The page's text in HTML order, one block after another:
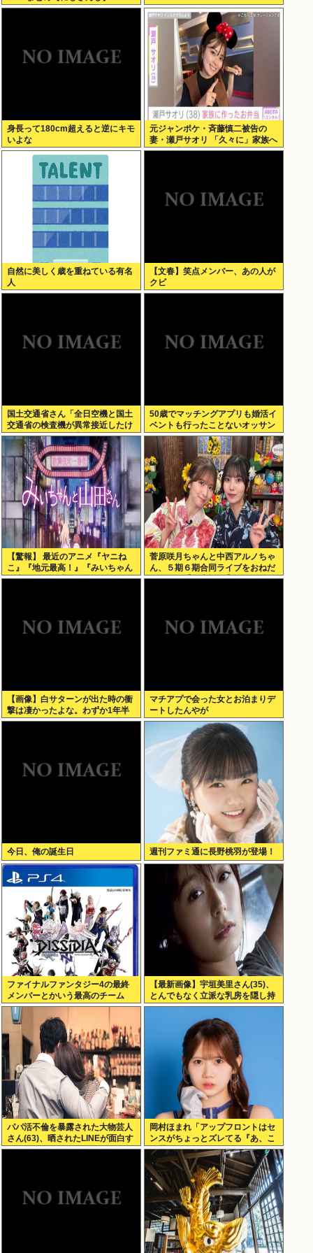
身長って180cm超えると逆にキモ
いよな
元ジャンポケ・斉藤慎二被告の
妻・瀬戸サオリ 「久々に」家族へ
のお弁当作り再開
自然に美しく歳を重ねている有名
人
【文春】笑点メンバー、あの人が
クビ
国土交通省さん「全日空機と国土
交通省の検査機が異常接近したけ
ど”ニアミス”には当たらない(ニチ
ャァ」
50歳でマッチングアプリも婚活イ
ベントも行ったことないオッサン
だが
【驚報】 最近のアニメ『ヤニね
こ』『地元最高！』『みいちゃん
と山田さん』『ドカ食いダイス
菅原咲月ちゃんと中西アルノちゃ
ん、５期６期合同ライブをおねだ
り！！！【乃木坂46】
【画像】白サターンが出た時の衝
撃は凄かったよな。わずか1年半
でここまで白くなって更に価格が
マチアプで会った女とお泊まりデ
ートしたんやが
今日、俺の誕生日 週刊ファミ通に長野桃羽が登場！
ファイナルファンタジー4の最終
メンバーとかいう最高のチーム
【最新画像】宇垣美里さん(35)、
とんでもなく立派な乳房を隠し持
っていた！
パパ活不倫を暴露された大物芸人
さん(63)、晒されたLINEが面白す
ぎるwww(画像ｱﾘ)
岡村ほまれ「アップフロントはセ
ンスがちょっとズレてる『あ、こ
れ選ぶんだぁ』みたいな。悪口で
はなく斬新って意味」